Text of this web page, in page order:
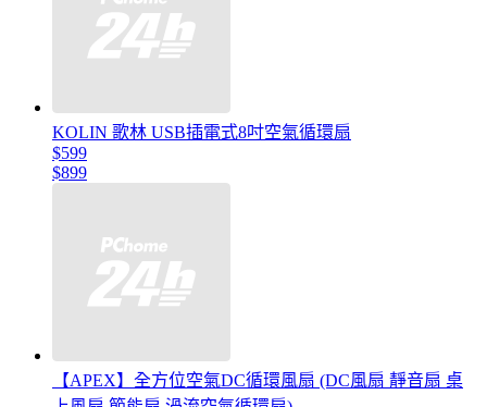
KOLIN 歌林 USB插電式8吋空氣循環扇
$599
$899
【APEX】全方位空氣DC循環風扇 (DC風扇 靜音扇 桌